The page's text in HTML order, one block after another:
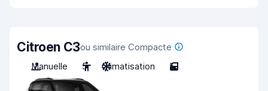
Citroen C3ou similaire Compacte
Manuelle
5 Climatisation 5